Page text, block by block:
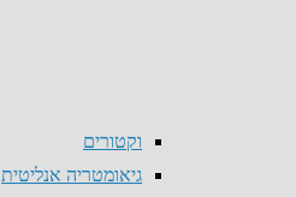
וקטורים
גיאומטריה אנליטית